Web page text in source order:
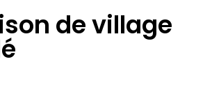
de village